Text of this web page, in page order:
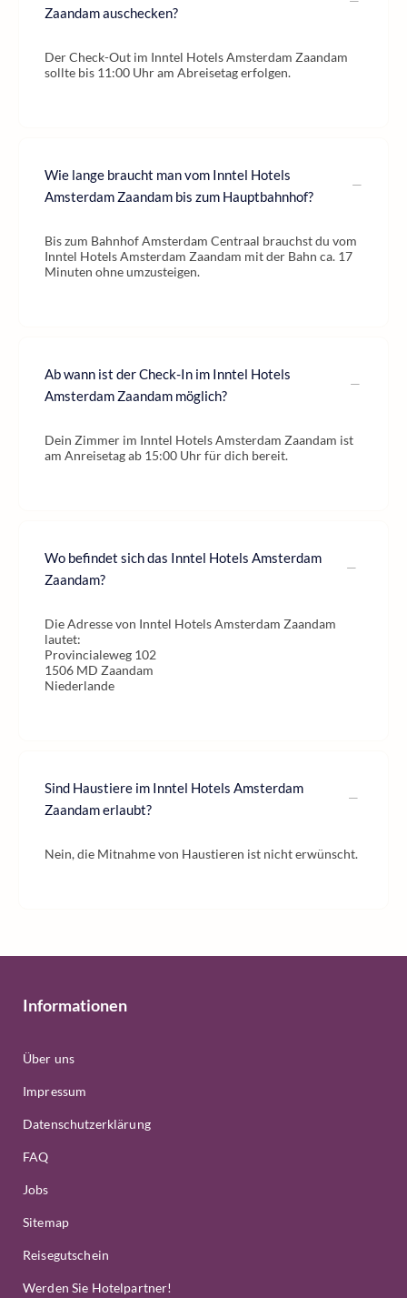
Zaandam auschecken?
Der Check-Out im Inntel Hotels Amsterdam Zaandam
sollte bis 11:00 Uhr am Abreisetag erfolgen.
Wie lange braucht man vom Inntel Hotels
Amsterdam Zaandam bis zum Hauptbahnhof?
Bis zum Bahnhof Amsterdam Centraal brauchst du vom
Inntel Hotels Amsterdam Zaandam mit der Bahn ca. 17
Minuten ohne umzusteigen.
Ab wann ist der Check-In im Inntel Hotels
Amsterdam Zaandam möglich?
Dein Zimmer im Inntel Hotels Amsterdam Zaandam ist
am Anreisetag ab 15:00 Uhr für dich bereit.
Wo befindet sich das Inntel Hotels Amsterdam
Zaandam?
Die Adresse von Inntel Hotels Amsterdam Zaandam
lautet:
Provincialeweg 102
1506 MD Zaandam
Niederlande
Sind Haustiere im Inntel Hotels Amsterdam
Zaandam erlaubt?
Nein, die Mitnahme von Haustieren ist nicht erwünscht.
Informationen
Über uns
Impressum
Datenschutzerklärung
FAQ
Jobs
Sitemap
Reisegutschein
Werden Sie Hotelpartner!